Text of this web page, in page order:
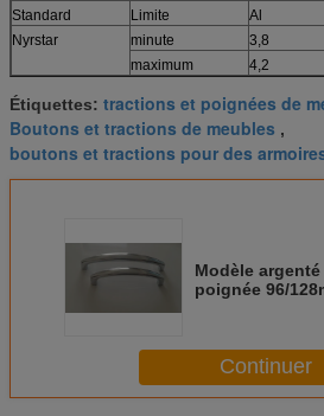
Standard
Limite Al
Nyrstar
minute 3,8
maximum
4,2
Étiquettes: tractions et poignées de
Boutons et tractions de meubles ,
boutons et tractions pour des
Modèle
poignée 96/
placard de
Continuer